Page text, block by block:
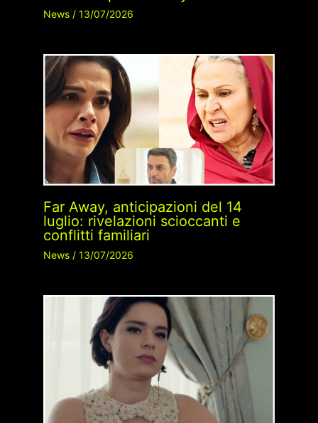
News/ 13/07/2026
Far Away, anticipazioni del 14
luglio: rivelazioni scioccanti e
conflitti familiari
News/ 13/07/2026